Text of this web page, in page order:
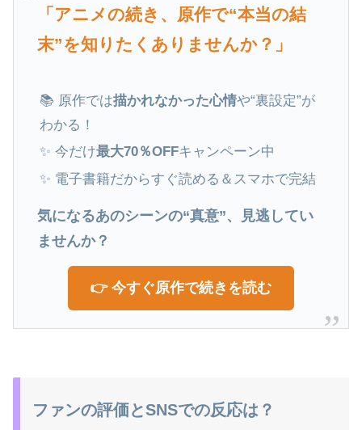
「アニメの続き、原作で“本当の結
末”を知りたくありませんか？」
📚 原作では描かれなかった心情や“裏設定”が
わかる！
✨ 今だけ最大70％OFFキャンペーン中
✨ 電子書籍だからすぐ読める＆スマホで完結
気になるあのシーンの“真意”、見逃してい
ませんか？
👉 今すぐ原作で続きを読む
ファンの評価とSNSでの反応は？